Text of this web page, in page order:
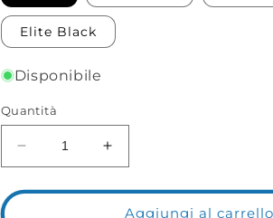
Elite Black
Disponibile
Quantità
Diminuisci
quantità
per
Aumenta
quantità
per
Combo
Aggiungi al carrello